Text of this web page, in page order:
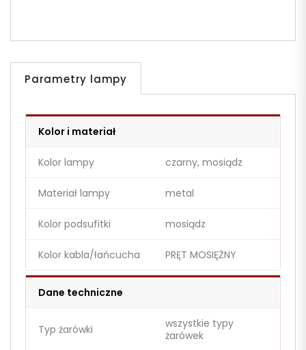
Parametry lampy
Kolor i materiał
Kolor lampy czarny, mosiądz
Materiał lampy metal
Kolor podsufitki mosiądz
Kolor kabla/łańcucha PRĘT MOSIĘŻNY
Dane techniczne
Typ żarówki
wszystkie typy
żarówek